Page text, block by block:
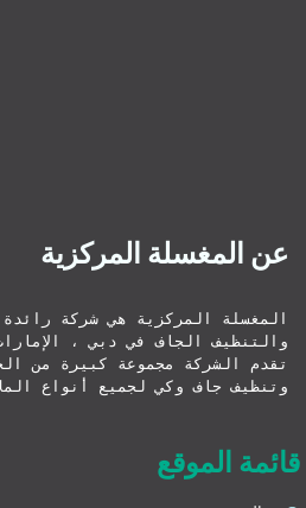
عن المغسلة المركزية
وتنظيف جاف وكي لجميع أنواع
قائمة الموقع